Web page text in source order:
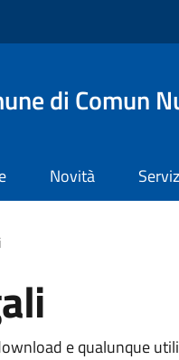
di Comun
Novità
pane
e qualunque